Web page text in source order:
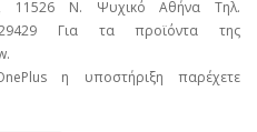
9, 11526 Ν. Ψυχικό Αθήνα Τηλ.
Για τα προϊόντα της
η υποστήριξη παρέχετε